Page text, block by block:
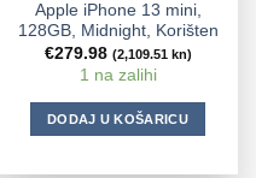
Apple iPhone 13 mini,
128GB, Midnight, Korišten
€279.98 (2,109.51 kn)
1 na zalihi
DODAJ U KOŠARICU